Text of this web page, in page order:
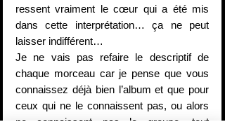
ressent vraiment le cœur qui a été mis
dans cette interprétation… ça ne peut
laisser indifférent…
Je ne vais pas refaire le descriptif de
chaque morceau car je pense que vous
connaissez déjà bien l’album et que pour
ceux qui ne le connaissent pas, ou alors
ne connaissent pas le groupe, tout